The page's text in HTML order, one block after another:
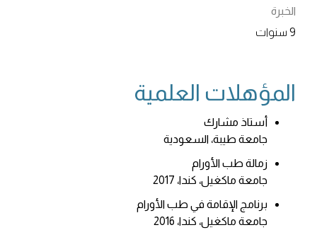
الخبرة
9 سنوات
المؤهلات العلمية
أستاذ مشارك
جامعة طيبة، السعودية
زمالة طب الأورام
جامعة ماكغيل، كندا، 2017
برنامج الإقامة في طب الأورام
جامعة ماكغيل، كندا، 2016